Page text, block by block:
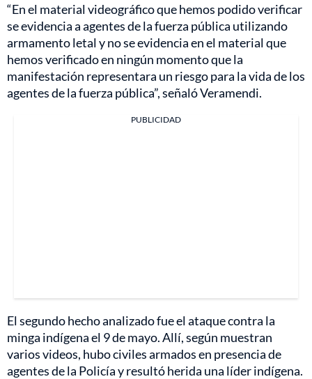
“En el material videográfico que hemos podido verificar
se evidencia a agentes de la fuerza pública utilizando
armamento letal y no se evidencia en el material que
hemos verificado en ningún momento que la
manifestación representara un riesgo para la vida de los
agentes de la fuerza pública”, señaló Veramendi.
PUBLICIDAD
El segundo hecho analizado fue el ataque contra la
minga indígena el 9 de mayo. Allí, según muestran
varios videos, hubo civiles armados en presencia de
agentes de la Policía y resultó herida una líder indígena.